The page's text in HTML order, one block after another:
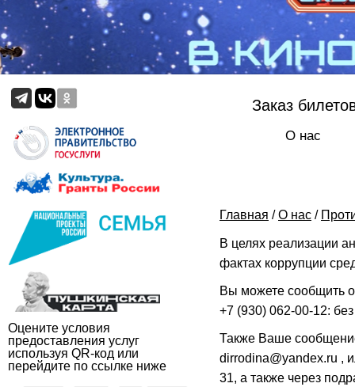
Оцените условия
предоставления услуг
используя QR-код или
перейдите по ссылке ниже
Заказ
О нас
Главная / О нас /
В целях реализации
фактах коррупции
Вы можете сообщить
+7 (930) 062-00-12:
Также Ваше
dirrodina@yandex.ru ,
31, а также через